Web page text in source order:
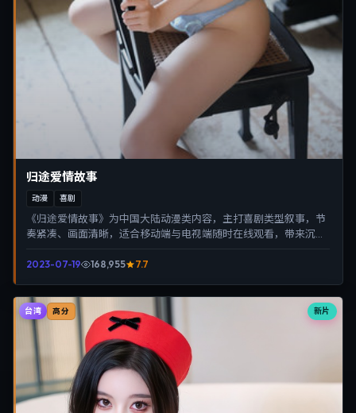
归途爱情故事
动漫 喜剧
《归途爱情故事》为中国大陆动漫类内容，主打喜剧类型叙事，节
奏紧凑、画面清晰，适合移动端与电视端随时在线观看，带来沉浸
2023-07-19 168,955 7.7
新片
台湾 高分